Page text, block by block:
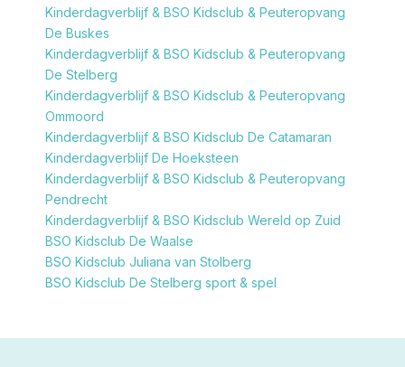
Kinderdagverblijf & BSO Kidsclub & Peuteropvang
De Buskes
Kinderdagverblijf & BSO Kidsclub & Peuteropvang
De Stelberg
Kinderdagverblijf & BSO Kidsclub & Peuteropvang
Ommoord
Kinderdagverblijf & BSO Kidsclub De Catamaran
Kinderdagverblijf De Hoeksteen
Kinderdagverblijf & BSO Kidsclub & Peuteropvang
Pendrecht
Kinderdagverblijf & BSO Kidsclub Wereld op Zuid
BSO Kidsclub De Waalse
BSO Kidsclub Juliana van Stolberg
BSO Kidsclub De Stelberg sport & spel